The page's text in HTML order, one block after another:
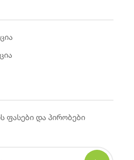
ფასები და პირობები